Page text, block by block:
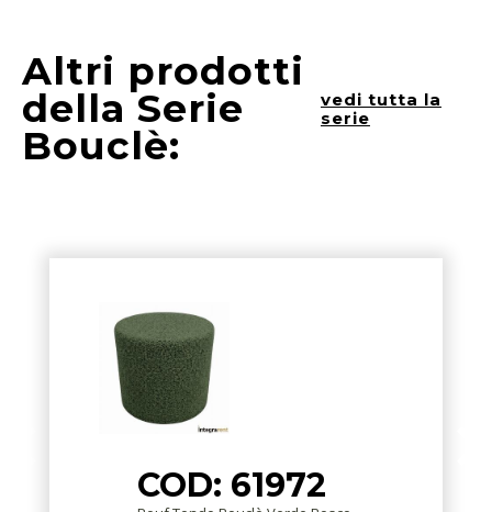
Altri prodotti
della Serie
Bouclè:
vedi tutta la
serie
COD: 61972